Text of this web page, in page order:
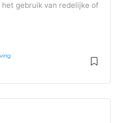
gebruik van redelijke of